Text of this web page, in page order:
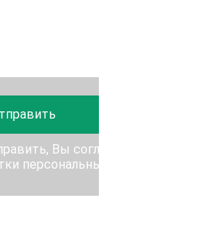
Вы соглашаетесь с
персональных данных